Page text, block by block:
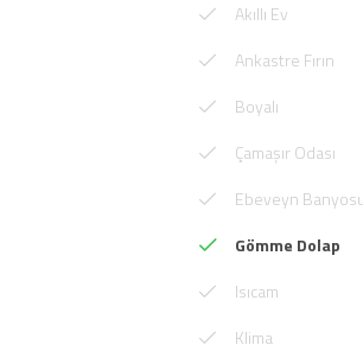
Akıllı Ev
Ankastre Fırın
Boyalı
Çamaşır Odası
Ebeveyn Banyosu
Gömme Dolap
Isıcam
Klima